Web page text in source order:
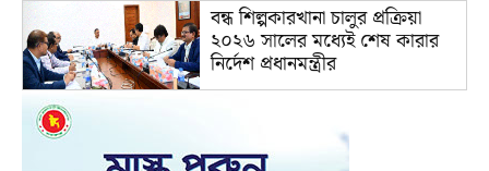
বন্ধ শিল্পকারখানা চালুর প্রক্রিয়া
২০২৬ সালের মধ্যেই শেষ কারার
নির্দেশ প্রধানমন্ত্রীর